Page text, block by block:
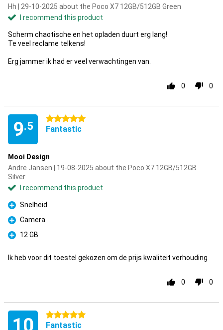
Hh | 29-10-2025 about the Poco X7 12GB/512GB Green
I recommend this product
Scherm chaotische en het opladen duurt erg lang!
Te veel reclame telkens!
Erg jammer ik had er veel verwachtingen van.
0 0
9.5
5 stars
Fantastic
Mooi Design
Andre Jansen | 19-08-2025 about the Poco X7 12GB/512GB
Silver
I recommend this product
Pro
Snelheid
Pro
Camera
Pro
12 GB
Ik heb voor dit toestel gekozen om de prijs kwaliteit verhouding
0 0
10 5 stars
Fantastic